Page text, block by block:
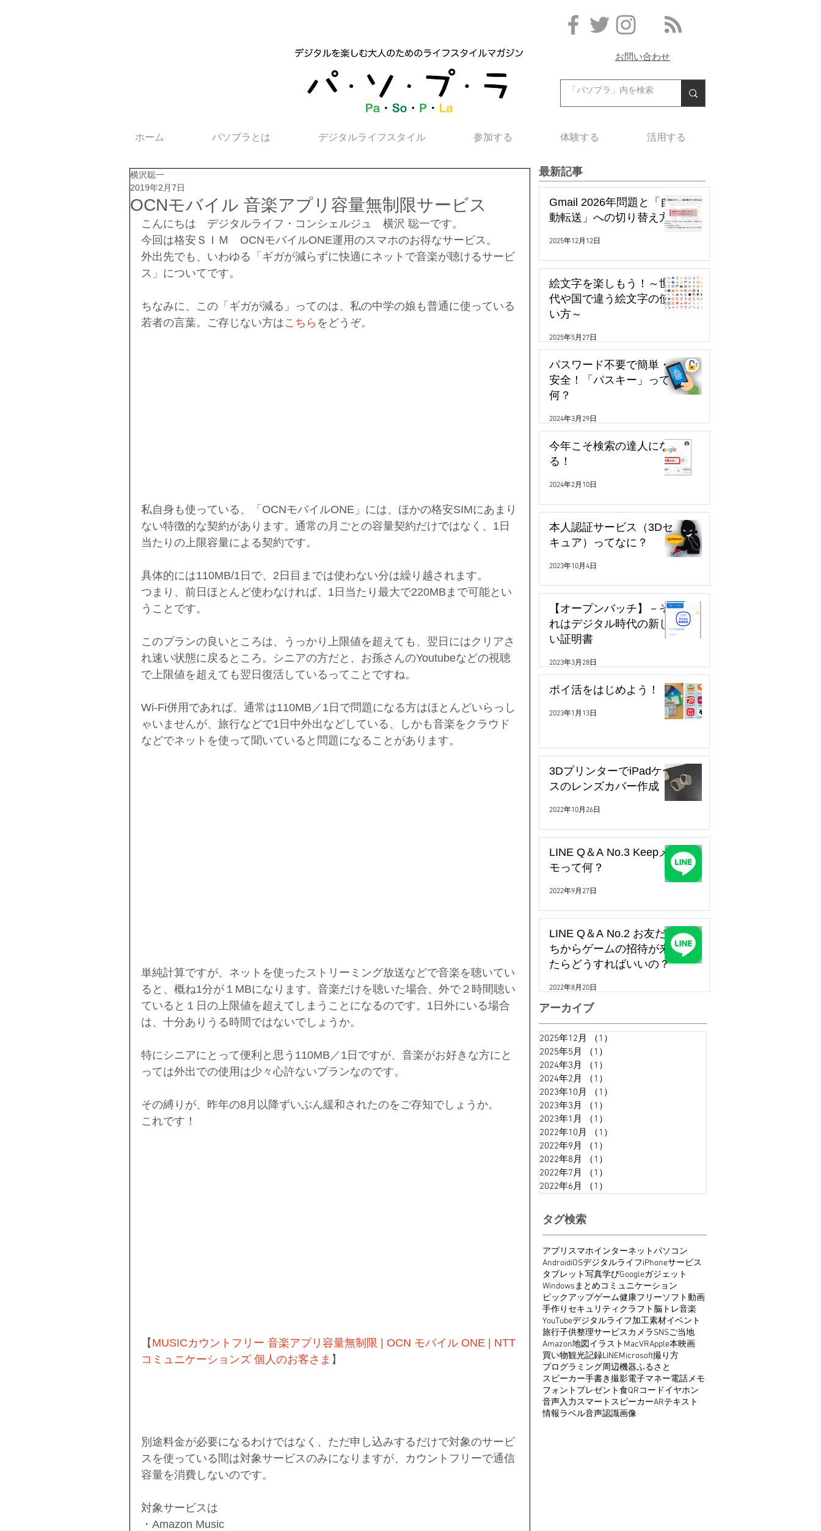
お問い合わせ
ホーム パソプラとは デジタルライフスタイル 参加する 体験する 活用する
OCNモバイル 音楽アプリ容量無制限サービス
横沢聡一
2019年2月7日
こんにちは　デジタルライフ・コンシェルジュ　横沢 聡一です。
今回は格安ＳＩＭ　OCNモバイルONE運用のスマホのお得なサービス。
外出先でも、いわゆる「ギガが減らずに快適にネットで音楽が聴けるサービ
ス」についてです。
ちなみに、この「ギガが減る」ってのは、私の中学の娘も普通に使っている
若者の言葉。ご存じない方はこちら をどうぞ。
私自身も使っている、「OCNモバイルONE」には、ほかの格安SIMにあまり
ない特徴的な契約があります。通常の月ごとの容量契約だけではなく、1日
当たりの上限容量による契約です。
具体的には110MB/1日で、2日目までは使わない分は繰り越されます。
つまり、前日ほとんど使わなければ、1日当たり最大で220MBまで可能とい
うことです。
このプランの良いところは、うっかり上限値を超えても、翌日にはクリアさ
れ速い状態に戻るところ。シニアの方だと、お孫さんのYoutubeなどの視聴
で上限値を超えても翌日復活しているってことですね。
Wi-Fi併用であれば、通常は110MB／1日で問題になる方はほとんどいらっし
ゃいませんが、旅行などで1日中外出などしている、しかも音楽をクラウド
などでネットを使って聞いていると問題になることがあります。
単純計算ですが、ネットを使ったストリーミング放送などで音楽を聴いてい
ると、概ね1分が１MBになります。音楽だけを聴いた場合、外で２時間聴い
ていると１日の上限値を超えてしまうことになるのです。1日外にいる場合
は、十分ありうる時間ではないでしょうか。
特にシニアにとって便利と思う110MB／1日ですが、音楽がお好きな方にと
っては外出での使用は少々心許ないプランなのです。
その縛りが、昨年の8月以降ずいぶん緩和されたのをご存知でしょうか。
これです！
【 MUSICカウントフリー 音楽アプリ容量無制限 | OCN モバイル ONE | NTT
コミュニケーションズ 個人のお客さま 】
別途料金が必要になるわけではなく、ただ申し込みするだけで対象のサービ
スを使っている間は対象サービスのみになりますが、カウントフリーで通信
容量を消費しないのです。
対象サービスは
・Amazon Music
最新記事
Gmail 2026年問題と「自
動転送」への切り替え方
2025年12月12日
絵文字を楽しもう！～世
代や国で違う絵文字の使
い方～
2025年5月27日
パスワード不要で簡単・
安全！「パスキー」って
何？
2024年3月29日
今年こそ検索の達人にな
る！
2024年2月10日
本人認証サービス（3Dセ
キュア）ってなに？
2023年10月4日
【オープンバッチ】－そ
れはデジタル時代の新し
い証明書
2023年3月28日
ポイ活をはじめよう！
2023年1月13日
3DプリンターでiPadケー
スのレンズカバー作成
2022年10月26日
LINE Q＆A No.3 Keepメ
モって何？
2022年9月27日
LINE Q＆A No.2 お友だ
ちからゲームの招待が来
たらどうすればいいの？
2022年8月20日
アーカイブ
2025年12月 （1）
2025年5月
（1）
2024年3月
（1）
2024年2月
（1）
2023年10月
（1）
2023年3月
（1）
2023年1月
（1）
2022年10月
（1）
2022年9月
（1）
2022年8月
（1）
2022年7月
（1）
2022年6月
（1）
タグ検索
アプリ スマホインターネットパソコン
AndroidiOSデジタルライフiPhoneサービス
タブレット写真学びGoogleガジェット
Windowsまとめコミュニケーション
ピックアップゲーム健康フリーソフト動画
手作り セキュリティ クラフト脳トレ音楽
YouTubeデジタルライフ加工素材イベント
旅行子供整理サービスカメラSNSご当地
Amazon地図イラスト MacVRApple本映画
買い物観光記録LINEMicrosoft撮り方
プログラミング周辺機器ふるさと
スピーカー手書き撮影電子マネー電話メモ
フォント プレゼント食QRコードイヤホン
音声入力スマートスピーカーARテキスト
情報ラベル音声認識画像